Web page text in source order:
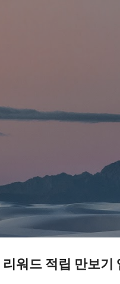
워드 적립 만보기